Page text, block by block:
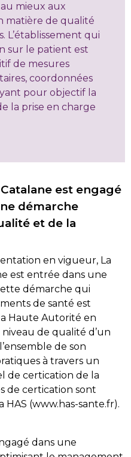
mieux aux
matière de qualité
L’établissement qui
sur le patient est
de mesures
coordonnées
pour objectif la
la prise en charge
est engagé
démarche
et de la
en vigueur, La
est entrée dans une
démarche qui
de santé est
Haute Autorité en
de qualité d’un
de son
à travers un
de certication de la
de certication sont
(www.has-sante.fr).
dans une